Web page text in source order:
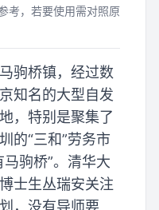
考，若要使用需对照原
驹桥镇，经过数
知名的大型自发
，特别是聚集了
的“三和”劳务市
驹桥”。清华大
士生丛瑞安关注
，没有导师要